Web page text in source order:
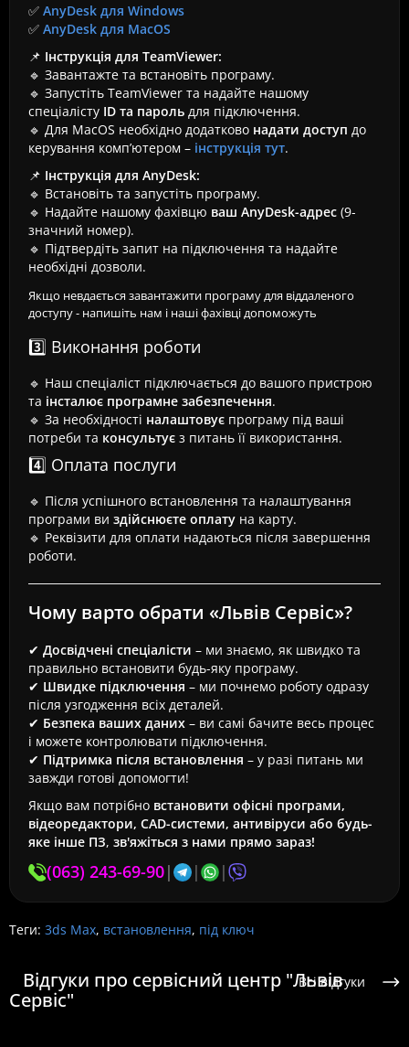
✅ AnyDesk для Windows
✅ AnyDesk для MacOS
📌 Інструкція для TeamViewer:
🔹 Завантажте та встановіть програму.
🔹 Запустіть TeamViewer та надайте нашому
спеціалісту ID та пароль для підключення.
🔹 Для MacOS необхідно додатково надати доступ до
керування комп’ютером – інструкція тут.
📌 Інструкція для AnyDesk:
🔹 Встановіть та запустіть програму.
🔹 Надайте нашому фахівцю ваш AnyDesk-адрес (9-
значний номер).
🔹 Підтвердіть запит на підключення та надайте
необхідні дозволи.
Якщо невдається завантажити програму для віддаленого
доступу - напишіть нам і наші фахівці допоможуть
3️⃣ Виконання роботи
🔹 Наш спеціаліст підключається до вашого пристрою
та інсталює програмне забезпечення.
🔹 За необхідності налаштовує програму під ваші
потреби та консультує з питань її використання.
4️⃣ Оплата послуги
🔹 Після успішного встановлення та налаштування
програми ви здійснюєте оплату на карту.
🔹 Реквізити для оплати надаються після завершення
роботи.
Чому варто обрати «Львів Сервіс»?
✔ Досвідчені спеціалісти – ми знаємо, як швидко та
правильно встановити будь-яку програму.
✔ Швидке підключення – ми почнемо роботу одразу
після узгодження всіх деталей.
✔ Безпека ваших даних – ви самі бачите весь процес
і можете контролювати підключення.
✔ Підтримка після встановлення – у разі питань ми
завжди готові допомогти!
Якщо вам потрібно встановити офісні програми,
відеоредактори, CAD-системи, антивіруси або будь-
яке інше ПЗ, зв'яжіться з нами прямо зараз!
(063) 243-69-90| | |
Теги: 3ds Max, встановлення, під ключ
Відгуки про сервісний центр "Львів
Сервіс"
Всі відгуки